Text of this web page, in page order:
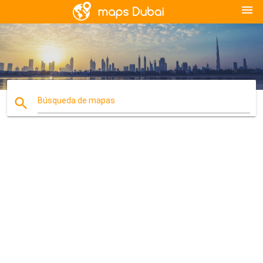
menu
search Búsqueda de mapas